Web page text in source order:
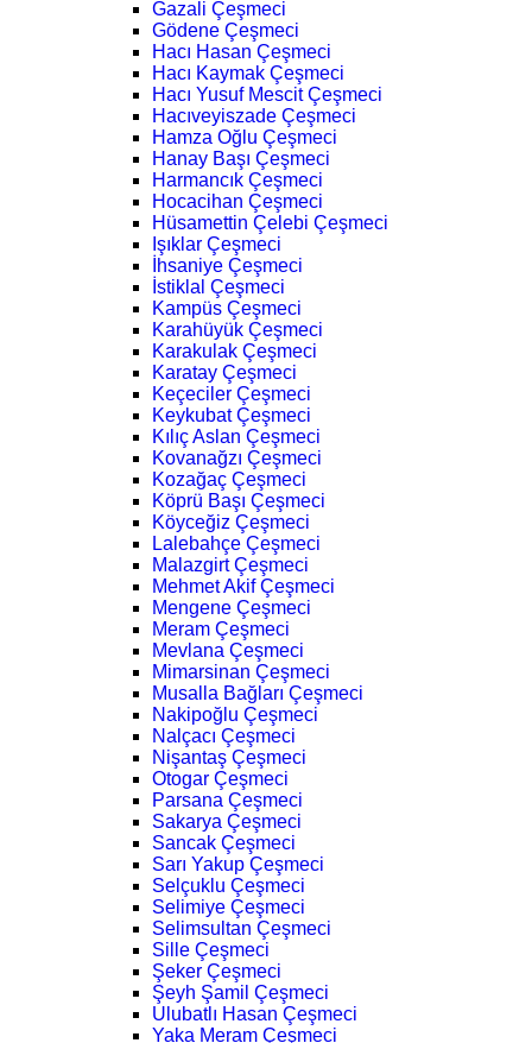
Gazali Çeşmeci
Gödene Çeşmeci
Hacı Hasan Çeşmeci
Hacı Kaymak Çeşmeci
Hacı Yusuf Mescit Çeşmeci
Hacıveyiszade Çeşmeci
Hamza Oğlu Çeşmeci
Hanay Başı Çeşmeci
Harmancık Çeşmeci
Hocacihan Çeşmeci
Hüsamettin Çelebi Çeşmeci
Işıklar Çeşmeci
İhsaniye Çeşmeci
İstiklal Çeşmeci
Kampüs Çeşmeci
Karahüyük Çeşmeci
Karakulak Çeşmeci
Karatay Çeşmeci
Keçeciler Çeşmeci
Keykubat Çeşmeci
Kılıç Aslan Çeşmeci
Kovanağzı Çeşmeci
Kozağaç Çeşmeci
Köprü Başı Çeşmeci
Köyceğiz Çeşmeci
Lalebahçe Çeşmeci
Malazgirt Çeşmeci
Mehmet Akif Çeşmeci
Mengene Çeşmeci
Meram Çeşmeci
Mevlana Çeşmeci
Mimarsinan Çeşmeci
Musalla Bağları Çeşmeci
Nakipoğlu Çeşmeci
Nalçacı Çeşmeci
Nişantaş Çeşmeci
Otogar Çeşmeci
Parsana Çeşmeci
Sakarya Çeşmeci
Sancak Çeşmeci
Sarı Yakup Çeşmeci
Selçuklu Çeşmeci
Selimiye Çeşmeci
Selimsultan Çeşmeci
Sille Çeşmeci
Şeker Çeşmeci
Şeyh Şamil Çeşmeci
Ulubatlı Hasan Çeşmeci
Yaka Meram Çeşmeci